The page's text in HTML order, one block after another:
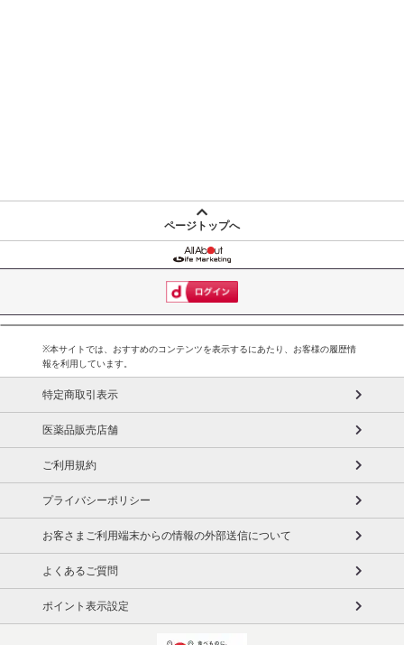
ページトップへ
※本サイトでは、おすすめのコンテンツを表示するにあたり、お客様の履歴情
報を利用しています。
特定商取引表示
医薬品販売店舗
ご利用規約
プライバシーポリシー
お客さまご利用端末からの情報の外部送信について
よくあるご質問
ポイント表示設定